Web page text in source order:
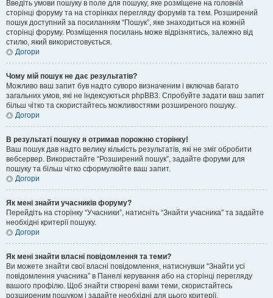
Введіть умови пошуку в поле для пошуку, яке розміщене на головній
сторінці форуму та на сторінках перегляду форумів та тем. Розширений
пошук доступний за посиланням “Пошук”, яке знаходиться на кожній
сторінці форуму. Розміщення посилань може відрізнятись, залежно від
стилю, який використовується.
Догори
Чому мій пошук не дає результатів?
Можливо ваш запит був надто суворо визначеним і включав багато
загальних умов, які не індексуються phpBB3. Спробуйте задати ваш запит
більш чітко та скористайтесь можливостями розширеного пошуку.
Догори
В результаті пошуку я отримав порожню сторінку!
Ваш пошук дав надто велику кількість результатів, які не зміг обробити
вебсервер. Використайте “Розширений пошук”, задайте форуми для
пошуку та більш чітко сформулюйте ваш запит.
Догори
Як мені знайти учасників форуму?
Перейдіть на сторінку “Учасники”, натисніть “Знайти учасника” та задайте
необхідні критерії пошуку.
Догори
Як мені знайти власні повідомлення та теми?
Ви можете знайти свої власні повідомлення, натиснувши “Знайти усі
повідомлення учасника” в Панелі керування або на сторінці перегляду
вашого профілю. Щоб знайти створені вами теми, скористайтесь
розширеним пошуком і задайте необхідні для цього критерії.